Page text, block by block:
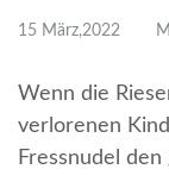
15 März,2022
Wenn die
verlorenen
Fressnudel